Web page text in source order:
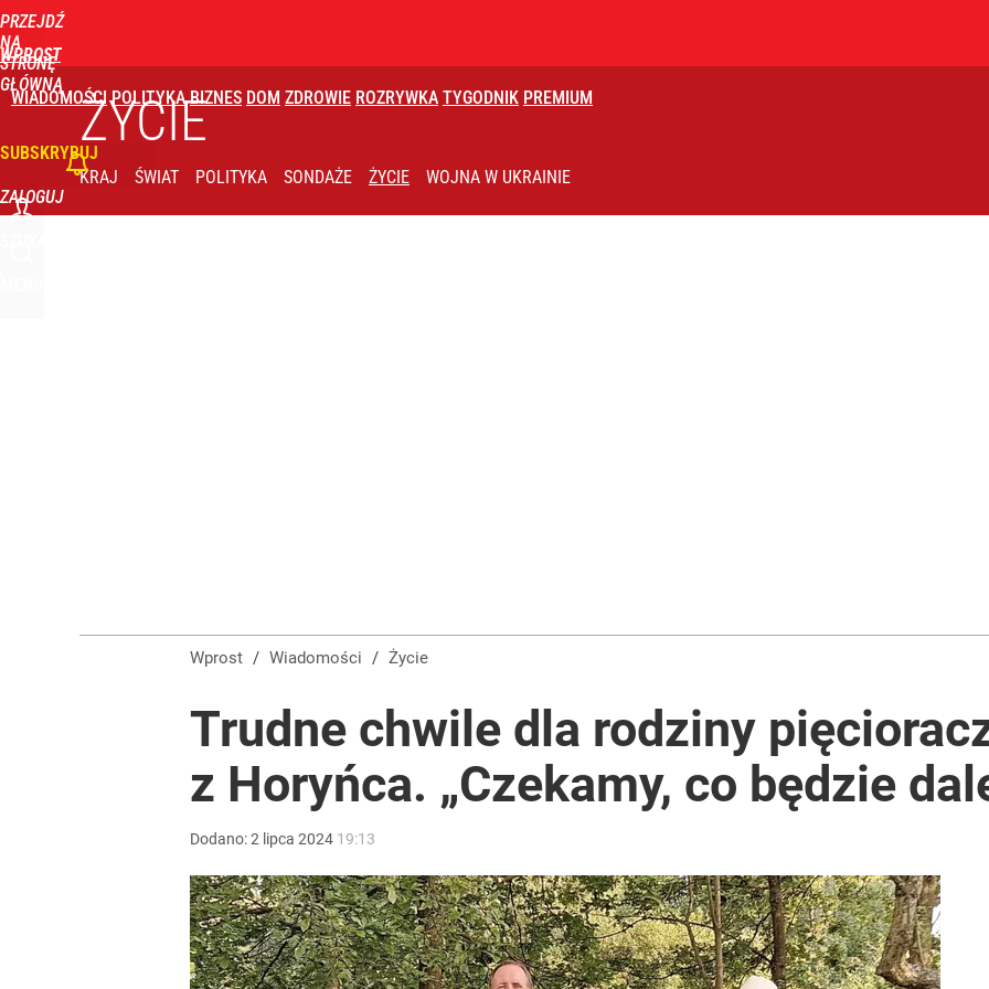
PRZEJDŹ
NA
STRONĘ
GŁÓWNĄ
WPROST
WIADOMOŚCI POLITYKA BIZNES DOM ZDROWIE ROZRYWKA TYGODNIK PREMIUM
SUBSKRYBUJ
ZALOGUJ
ŻYCIE
KRAJ ŚWIAT POLITYKA SONDAŻE ŻYCIE WOJNA W UKRAINIE
Wprost / Wiadomości / Życie
Trudne chwile dla rodziny
z Horyńca. „Czekamy, co będzie
Dodano:2 lipca 2024 19:13